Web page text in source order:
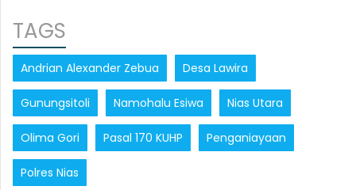
TAGS
Andrian Alexander Zebua Desa Lawira
Gunungsitoli Namohalu Esiwa Nias Utara
Olima Gori Pasal 170 KUHP Penganiayaan
Polres Nias